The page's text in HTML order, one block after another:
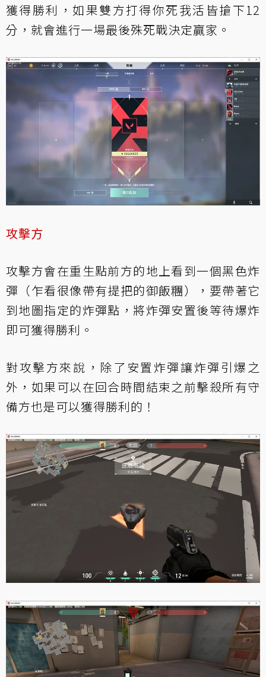
獲得勝利，如果雙方打得你死我活皆搶下12
分，就會進行一場最後殊死戰決定贏家。
攻擊方
攻擊方會在重生點前方的地上看到一個黑色炸
彈（乍看很像帶有提把的御飯糰），要帶著它
到地圖指定的炸彈點，將炸彈安置後等待爆炸
即可獲得勝利。
對攻擊方來說，除了安置炸彈讓炸彈引爆之
外，如果可以在回合時間結束之前擊殺所有守
備方也是可以獲得勝利的！